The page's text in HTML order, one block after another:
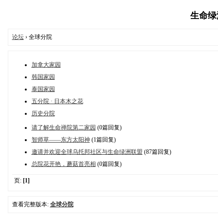
生命
论坛› 全球分院
加拿大家园
韩国家园
泰国家园
五分院 · 日本木之花
历史分院
请了解生命禅院第二家园 (0篇回复)
智师草——东方太阳神(1篇回复)
邀请并欢迎全球乌托邦社区与生命绿洲联盟 (87篇回复)
总院花开艳，蘑菇首亮相 (0篇回复)
页: [1]
查看完整版本: 全球分院